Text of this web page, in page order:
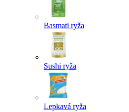
Basmati ryža
Sushi ryža
Lepkavá ryža